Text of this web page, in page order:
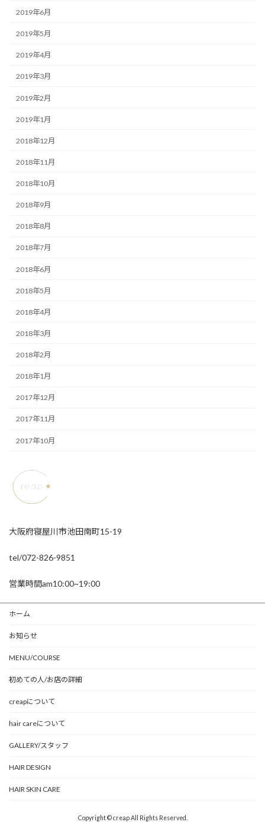
2019年6月
2019年5月
2019年4月
2019年3月
2019年2月
2019年1月
2018年12月
2018年11月
2018年10月
2018年9月
2018年8月
2018年7月
2018年6月
2018年5月
2018年4月
2018年3月
2018年2月
2018年1月
2017年12月
2017年11月
2017年10月
大阪府寝屋川市池田南町15-19
tel/072-826-9851
営業時間am10:00~19:00
ホーム
お知らせ
MENU/COURSE
初めての人/お店の詳細
creapについて
hair careについて
GALLERY/スタッフ
HAIR DESIGN
HAIR SKIN CARE
Copyright © creap All Rights Reserved.